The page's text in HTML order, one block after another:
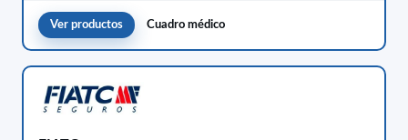
Ver productos Cuadro médico